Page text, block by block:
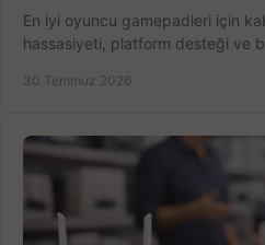
En iyi oyuncu gamepadleri için
hassasiyeti, platform desteği ve
30 Temmuz 2026